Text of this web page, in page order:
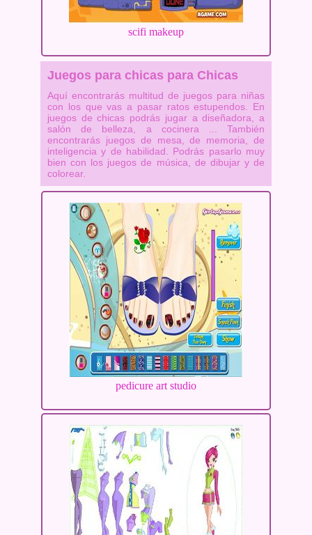
scifi makeup
Juegos para chicas para Chicas
Aquí encontrarás multitud de juegos para niñas
con los que vas a pasar ratos estupendos. En
juegos de chicas podrás jugar a diseñadora, a
salón de belleza, a cocinera ... También
encontrarás juegos de mesa, de memoria, de
inteligencia y de habilidad. Podrás pasarlo muy
bien con los juegos de música, de dibujar y de
colorear.
pedicure art studio